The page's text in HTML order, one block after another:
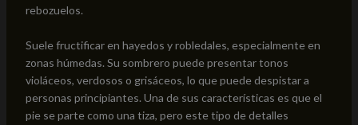
rebozuelos.
Suele fructificar en hayedos y robledales, especialmente en
zonas húmedas. Su sombrero puede presentar tonos
violáceos, verdosos o grisáceos, lo que puede despistar a
personas principiantes. Una de sus características es que el
pie se parte como una tiza, pero este tipo de detalles